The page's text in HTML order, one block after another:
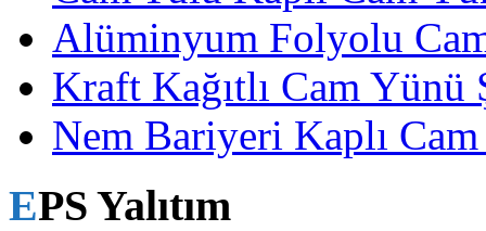
Alüminyum Folyolu
Kraft Kağıtlı Cam Yünü
Nem Bariyeri Kaplı
EPS Yalıtım